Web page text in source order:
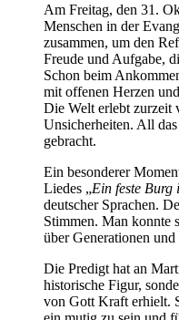
Am Freitag, den 31.
Menschen in der
zusammen, um den
Freude und Aufgabe,
Schon beim
mit offenen Herzen
Die Welt erlebt
Unsicherheiten. All
gebracht.
Ein besonderer
Liedes „Ein feste Burg
deutscher Sprachen.
Stimmen. Man konnte
über Generationen
Die Predigt hat an
historische Figur,
von Gott Kraft erhielt.